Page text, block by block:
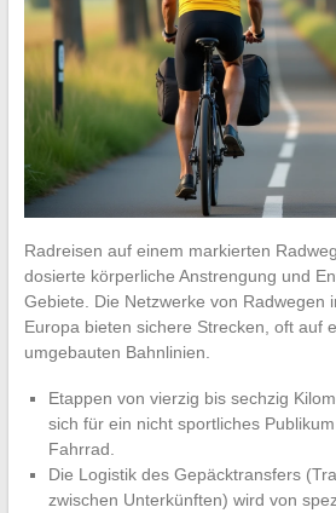
Radreisen auf einem markierten
dosierte körperliche Anstrengung und
Gebiete. Die Netzwerke von Radwegen
Europa bieten sichere Strecken, oft auf
umgebauten Bahnlinien.
Etappen von vierzig bis sechzig
sich für ein nicht sportliches
Fahrrad.
Die Logistik des Gepäcktransfers
zwischen Unterkünften) wird von